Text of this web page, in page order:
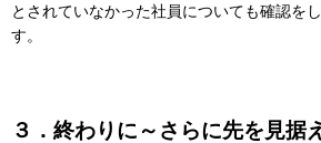
とされていなかった社員についても確認を
す。
３．終わりに～さらに先を見据